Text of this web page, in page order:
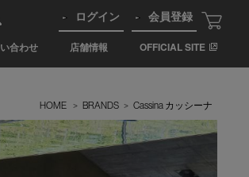
合わせ 店舗情報 OFFICIAL SITE
ログイン 会員登録
HOME > BRANDS > Cassina カッシーナ